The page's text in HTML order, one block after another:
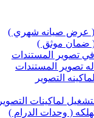
( عرض صيانه شهري )
ضمان موثق )
في تصوير المستندات
تصوير المستندات
التصوير
لماكينات التصوير
( وحدات الدرام )